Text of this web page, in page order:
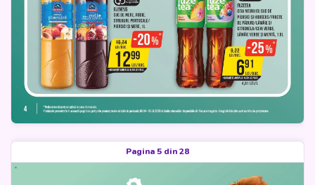
Pagina 5 din 28